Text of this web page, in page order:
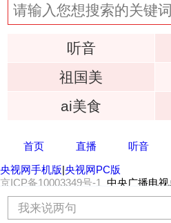
听音
祖国美
ai美食
首页 直播 听音
央视网手机版|央视网PC版
京ICP备10003349号-1
中央广播电
我来说两句